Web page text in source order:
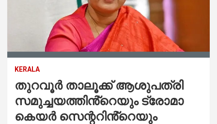
KERALA
തുറവൂർ താലൂക്ക് ആശുപത്രി
സമുച്ചയത്തിൻ്റെയും ട്രോമാ
കെയർ സെന്ററിൻ്റെയും